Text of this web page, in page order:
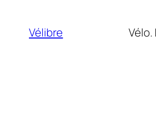
contenu
Vélibre Vélo.